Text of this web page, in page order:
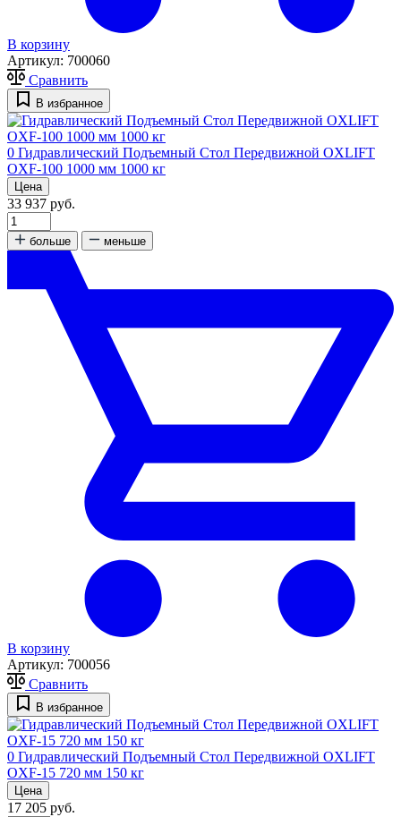
В корзину
Артикул: 700060
Сравнить
В избранное
0 Гидравлический Подъемный Стол Передвижной OXLIFT
OXF-100 1000 мм 1000 кг
Цена
33 937 руб.
больше меньше
В корзину
Артикул: 700056
Сравнить
В избранное
0 Гидравлический Подъемный Стол Передвижной OXLIFT
OXF-15 720 мм 150 кг
Цена
17 205 руб.